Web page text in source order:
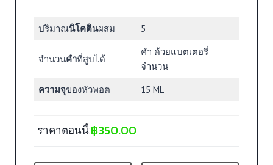
ปริมาณนิโคตินผสม 5
จำนวนคำที่สูบได้
คำ ด้วยแบตเตอรี่
จำนวน
ความจุของหัวพอต 15 ML
ราคาตอนนี้:฿350.00